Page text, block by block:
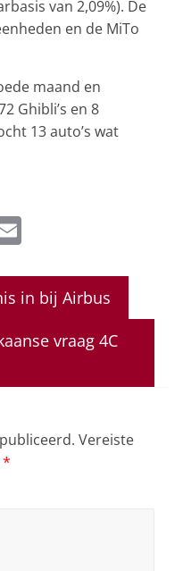
van 2,09%). De
en de MiTo
maand en
Ghibli’s en 8
13 auto’s wat
ai
l
in bij Airbus
vraag 4C
Vereiste
*